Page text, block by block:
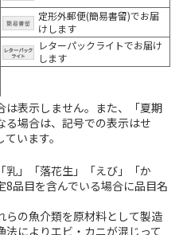
定形外郵便(簡易書留)でお届
けします
レターパックライトでお届け
します
は表示しません。また、「夏期
る場合は、記号での表示はせ
います。
乳」「落花生」「えび」「か
8品目を含んでいる場合に品目名
の魚介類を原材料として製造
によりエビ・カニが混じって